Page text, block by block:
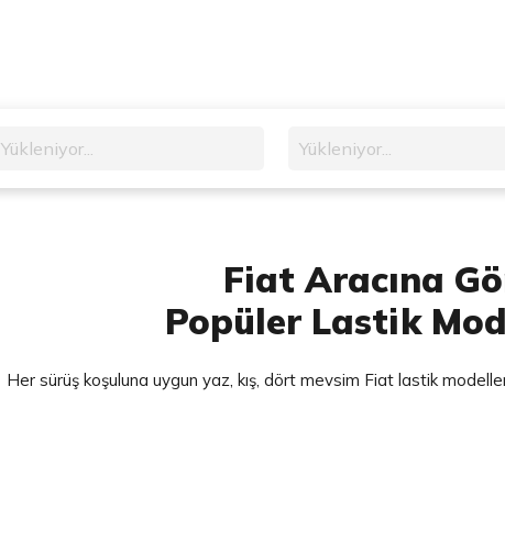
Yükleniyor... Yükleniyor...
Fiat Aracına
Popüler Lastik
Her sürüş koşuluna uygun yaz, kış, dört mevsim Fiat lastik